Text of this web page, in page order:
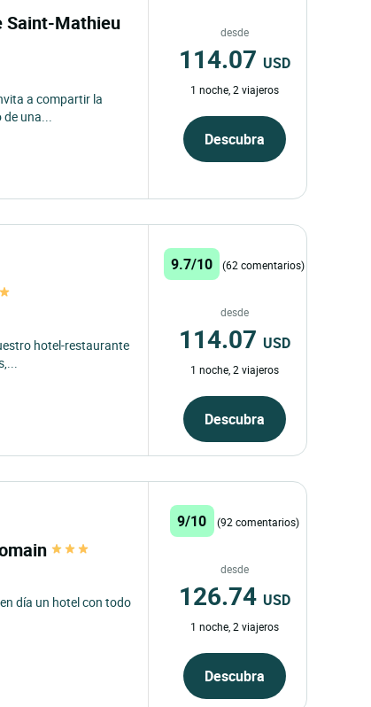
Saint-Mathieu
a compartir la
de una...
desde
114.07 USD
1 noche, 2 viajeros
Descubra
hotel-restaurante
9.7/10 (62 comentarios)
desde
114.07 USD
1 noche, 2 viajeros
Descubra
día un hotel con todo
9/10 (92 comentarios)
desde
126.74 USD
1 noche, 2 viajeros
Descubra